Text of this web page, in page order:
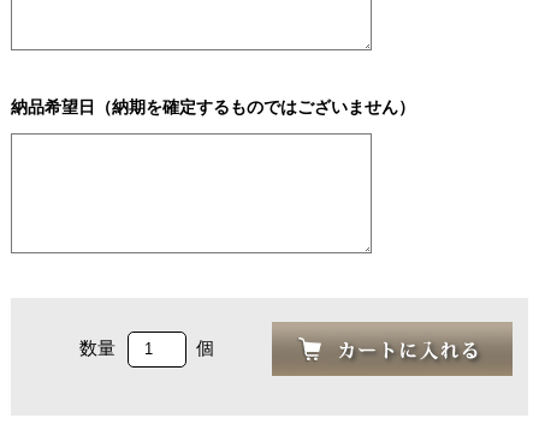
納品希望日（納期を確定するものではございません）
数量 個